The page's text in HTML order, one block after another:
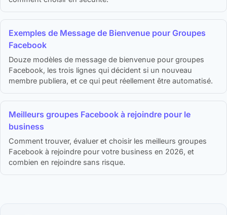
Exemples de Message de Bienvenue pour Groupes
Facebook
Douze modèles de message de bienvenue pour groupes
Facebook, les trois lignes qui décident si un nouveau
membre publiera, et ce qui peut réellement être automatisé.
Meilleurs groupes Facebook à rejoindre pour le
business
Comment trouver, évaluer et choisir les meilleurs groupes
Facebook à rejoindre pour votre business en 2026, et
combien en rejoindre sans risque.